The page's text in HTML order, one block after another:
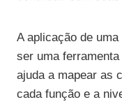
A aplicação de uma
ser uma
ajuda a mapear as
cada função e a